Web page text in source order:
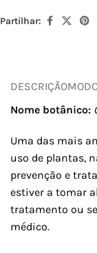
Partilhar:
DESCRIÇÃO
Nome botânico:
Uma das mais
uso de plantas,
prevenção e
estiver a tomar
tratamento ou
médico.